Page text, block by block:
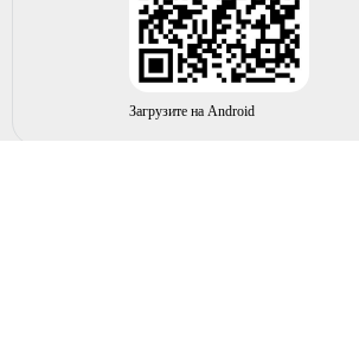
Загрузите на Android